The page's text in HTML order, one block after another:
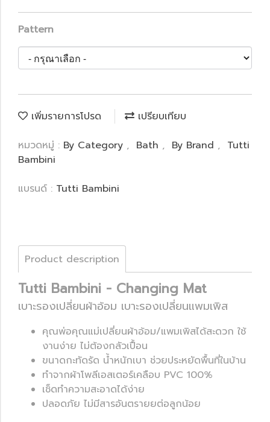
Pattern
เพิ่มรายการโปรด
เปรียบเทียบ
หมวดหมู่ : By Category , Bath , By Brand , Tutti
Bambini
แบรนด์ : Tutti Bambini
Product description
Tutti Bambini - Changing Mat
เบาะรองเปลี่ยนผ้าอ้อม เบาะรองเปลี่ยนแพมเพิส
คุณพ่อคุณแม่เปลี่ยนผ้าอ้อม/แพมเพิสได้สะดวก ใช้
งานง่าย ไม่ต้องกลัวเปื้อน
ขนาดกะทัดรัด น้ำหนักเบา ช่วยประหยัดพื้นที่ในบ้าน
ทำจากผ้าโพลีเอสเตอร์เคลือบ PVC 100%
เช็ดทำความสะอาดได้ง่าย
ปลอดภัย ไม่มีสารอันตรายยต่อลูกน้อย